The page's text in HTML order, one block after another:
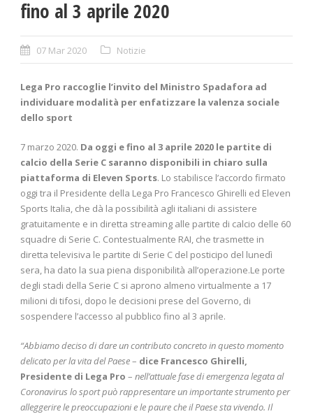
fino al 3 aprile 2020
07 Mar 2020 Notizie
Lega Pro raccoglie l’invito del Ministro Spadafora ad
individuare modalità per enfatizzare la valenza sociale
dello sport
7 marzo 2020. Da oggi e fino al 3 aprile 2020 le partite di
calcio della Serie C saranno disponibili in chiaro sulla
piattaforma di Eleven Sports. Lo stabilisce l’accordo firmato
oggi tra il Presidente della Lega Pro Francesco Ghirelli ed Eleven
Sports Italia, che dà la possibilità agli italiani di assistere
gratuitamente e in diretta streaming alle partite di calcio delle 60
squadre di Serie C. Contestualmente RAI, che trasmette in
diretta televisiva le partite di Serie C del posticipo del lunedì
sera, ha dato la sua piena disponibilità all’operazione.Le porte
degli stadi della Serie C si aprono almeno virtualmente a 17
milioni di tifosi, dopo le decisioni prese del Governo, di
sospendere l’accesso al pubblico fino al 3 aprile.
“Abbiamo deciso di dare un contributo concreto in questo momento
delicato per la vita del Paese– dice Francesco Ghirelli,
Presidente di Lega Pro – nell’attuale fase di emergenza legata al
Coronavirus lo sport può rappresentare un importante strumento per
alleggerire le preoccupazioni e le paure che il Paese sta vivendo. Il